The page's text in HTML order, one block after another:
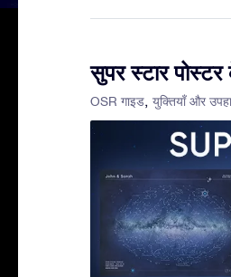
सुपर स्टार
OSR गाइड युक्तियाँ और